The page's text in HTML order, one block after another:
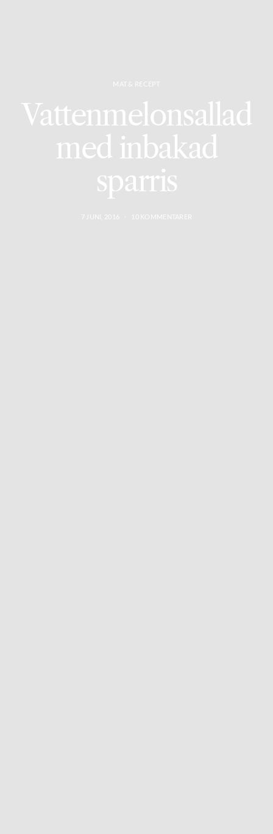
MAT & RECEPT
Vattenmelonsallad
med inbakad
sparris
7 JUNI, 2016 10 KOMMENTARER